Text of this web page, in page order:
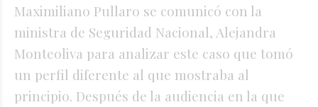
Maximiliano Pullaro se comunicó con la
ministra de Seguridad Nacional, Alejandra
Monteoliva para analizar este caso que tomó
un perfil diferente al que mostraba al
principio. Después de la audiencia en la que